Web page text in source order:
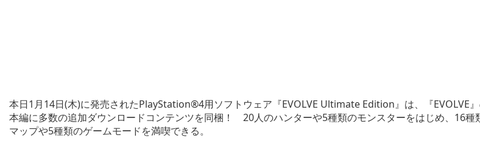
本日1月14日(木)に発売されたPlayStation®4用ソフトウェア『EVOLVE Ultimate Edition』は、『EVOLVE
本編に多数の追加ダウンロードコンテンツを同梱！ 20人のハンターや5種類のモンスターをはじめ、16種
マップや5種類のゲームモードを満喫できる。